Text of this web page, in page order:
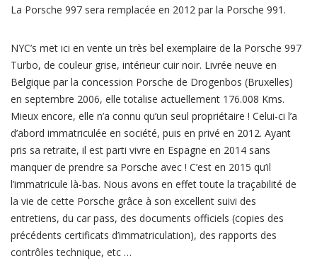
La Porsche 997 sera remplacée en 2012 par la Porsche 991.
NYC’s met ici en vente un très bel exemplaire de la Porsche 997
Turbo, de couleur grise, intérieur cuir noir. Livrée neuve en
Belgique par la concession Porsche de Drogenbos (Bruxelles)
en septembre 2006, elle totalise actuellement 176.008 Kms.
Mieux encore, elle n’a connu qu’un seul propriétaire ! Celui-ci l’a
d’abord immatriculée en société, puis en privé en 2012. Ayant
pris sa retraite, il est parti vivre en Espagne en 2014 sans
manquer de prendre sa Porsche avec ! C’est en 2015 qu’il
l’immatricule là-bas. Nous avons en effet toute la traçabilité de
la vie de cette Porsche grâce à son excellent suivi des
entretiens, du car pass, des documents officiels (copies des
précédents certificats d’immatriculation), des rapports des
contrôles technique, etc …